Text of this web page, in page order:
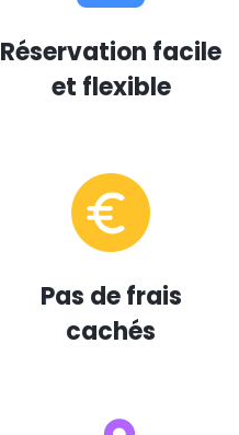
Réservation facile
et flexible
Pas de frais
cachés